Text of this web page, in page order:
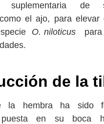
suplementaria de
el ajo, para elevar
O. niloticus para
de la
la hembra ha sido
en su boca